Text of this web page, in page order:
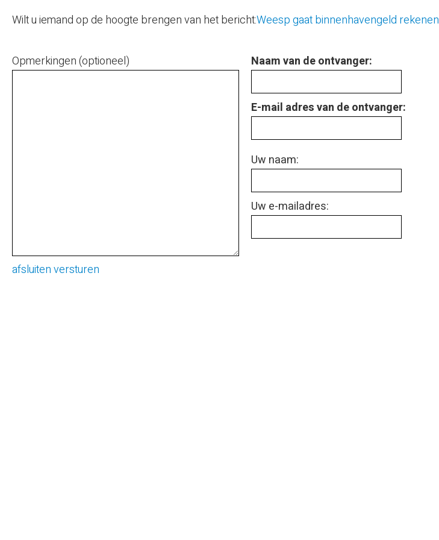
Wilt u iemand op de hoogte brengen van het bericht:Weesp gaat binnenhavengeld rekenen
Opmerkingen (optioneel) Naam van de ontvanger:
E-mail adres van de ontvanger:
Uw naam:
Uw e-mailadres:
afsluitenversturen